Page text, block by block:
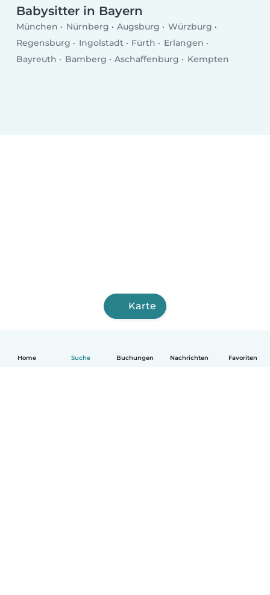
Home Suche Buchungen Nachrichten Favoriten
Babysitter in Bayern
München Nürnberg Augsburg
Würzburg
Regensburg
Ingolstadt Fürth
Erlangen
Bayreuth
Bamberg Aschaffenburg Kempten
Karte